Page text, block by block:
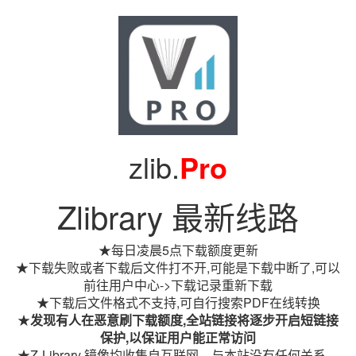
zlib.Pro
Zlibrary 最新线路
★每日凌晨5点下载额度更新
★下载失败或者下载后文件打不开,可能是下载中断了,可以
前往用户中心->下载记录重新下载
★下载后文件格式不支持,可自行搜索PDF在线转换
★发现有人在恶意刷下载额度,全站链接将逐步开启短链接
保护,以保证用户能正常访问